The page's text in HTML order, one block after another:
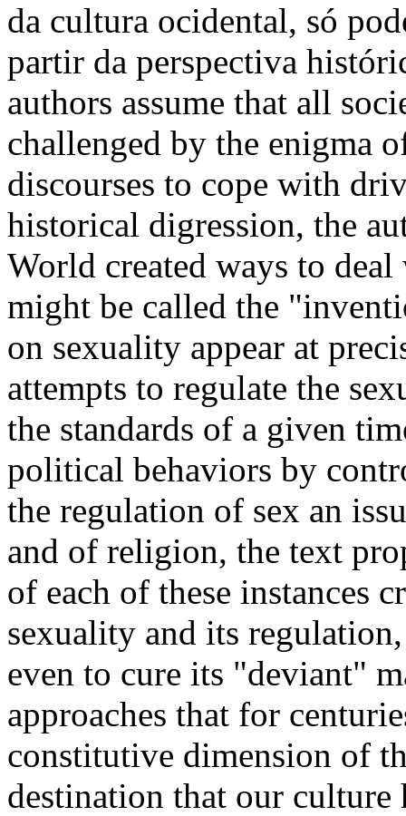
da cultura ocidental, só
partir da perspectiva
authors assume that all
challenged by the enigma
discourses to cope with
historical digression, the
World created ways to
might be called the
on sexuality appear at
attempts to regulate the
the standards of a given
political behaviors by
the regulation of sex an
and of religion, the text
of each of these instances
sexuality and its
even to cure its "deviant"
approaches that for
constitutive dimension of
destination that our culture